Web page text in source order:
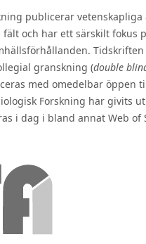
publicerar vetenskapliga
och har ett särskilt fokus
granskning (double
med omedelbar öppen
Forskning har givits
i dag i bland annat Web of